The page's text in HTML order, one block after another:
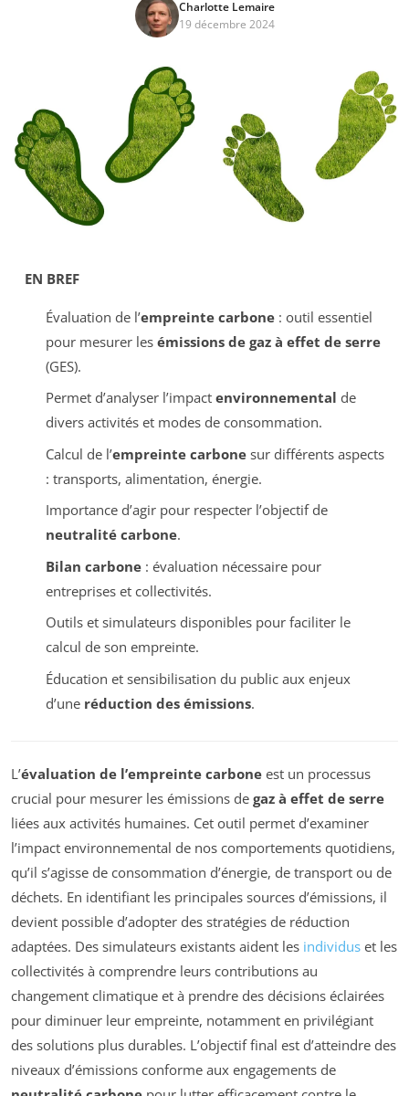
Charlotte Lemaire
19 décembre 2024
EN BREF
Évaluation de l’empreinte carbone: outil essentiel
pour mesurer les émissions de gaz à effet de serre
(GES).
Permet d’analyser l’impact environnemental de
divers activités et modes de consommation.
Calcul de l’empreinte carbonesur différents aspects
: transports, alimentation, énergie.
Importance d’agir pour respecter l’objectif de
neutralité carbone.
Bilan carbone: évaluation nécessaire pour
entreprises et collectivités.
Outils et simulateurs disponibles pour faciliter le
calcul de son empreinte.
Éducation et sensibilisation du public aux enjeux
d’une réduction des émissions.
L’évaluation de l’empreinte carbone est un processus
crucial pour mesurer les émissions de gaz à effet de serre
liées aux activités humaines. Cet outil permet d’examiner
l’impact environnemental de nos comportements quotidiens,
qu’il s’agisse de consommation d’énergie, de transport ou de
déchets. En identifiant les principales sources d’émissions, il
devient possible d’adopter des stratégies de réduction
adaptées. Des simulateurs existants aident les individus et les
collectivités à comprendre leurs contributions au
changement climatique et à prendre des décisions éclairées
pour diminuer leur empreinte, notamment en privilégiant
des solutions plus durables. L’objectif final est d’atteindre des
niveaux d’émissions conforme aux engagements de